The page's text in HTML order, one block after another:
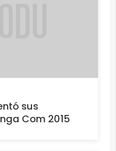
sus
Com 2015